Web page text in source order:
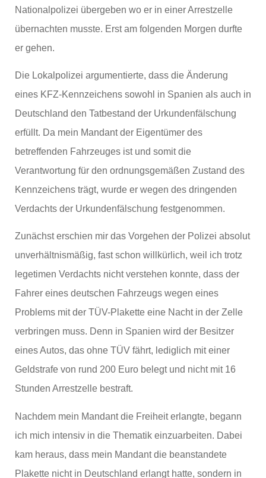
Nationalpolizei übergeben wo er in einer Arrestzelle
übernachten musste. Erst am folgenden Morgen durfte
er gehen.
Die Lokalpolizei argumentierte, dass die Änderung
eines KFZ-Kennzeichens sowohl in Spanien als auch in
Deutschland den Tatbestand der Urkundenfälschung
erfüllt. Da mein Mandant der Eigentümer des
betreffenden Fahrzeuges ist und somit die
Verantwortung für den ordnungsgemäßen Zustand des
Kennzeichens trägt, wurde er wegen des dringenden
Verdachts der Urkundenfälschung festgenommen.
Zunächst erschien mir das Vorgehen der Polizei absolut
unverhältnismäßig, fast schon willkürlich, weil ich trotz
legetimen Verdachts nicht verstehen konnte, dass der
Fahrer eines deutschen Fahrzeugs wegen eines
Problems mit der TÜV-Plakette eine Nacht in der Zelle
verbringen muss. Denn in Spanien wird der Besitzer
eines Autos, das ohne TÜV fährt, lediglich mit einer
Geldstrafe von rund 200 Euro belegt und nicht mit 16
Stunden Arrestzelle bestraft.
Nachdem mein Mandant die Freiheit erlangte, begann
ich mich intensiv in die Thematik einzuarbeiten. Dabei
kam heraus, dass mein Mandant die beanstandete
Plakette nicht in Deutschland erlangt hatte, sondern in